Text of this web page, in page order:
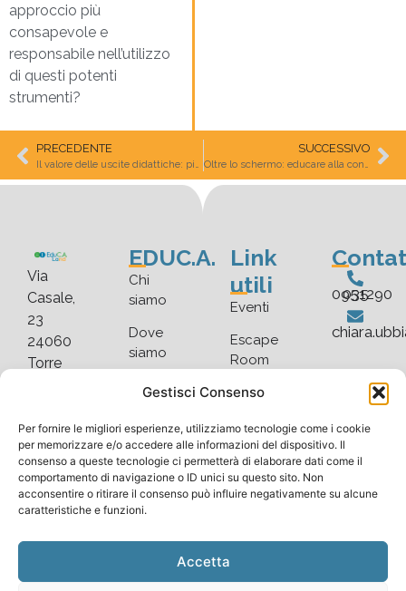
Gestisci Consenso
Per fornire le migliori esperienze, utilizziamo tecnologie come i cookie
per memorizzare e/o accedere alle informazioni del dispositivo. Il
consenso a queste tecnologie ci permetterà di elaborare dati come il
comportamento di navigazione o ID unici su questo sito. Non
acconsentire o ritirare il consenso può influire negativamente su alcune
caratteristiche e funzioni.
Accetta
approccio più
consapevole e
responsabile nell’utilizzo
di questi potenti
strumenti?
PRECEDENTE
Il valore delle uscite didattiche: più che una gita, un’esperienza educativa
SUCCESSIVO
Oltre lo schermo: educare alla consapevolezza digitale
Via
Casale,
23
24060
Torre
(BG)
EDUC.A.
Chi
siamo
Dove
siamo
Faq
listino
Link
utili
Eventi
Escape
Room
Blog
Gallery
035 0951290
Copyright © 2025 EduC.A.Land. All rights reserved |Cookie Policy
Privacy Policy